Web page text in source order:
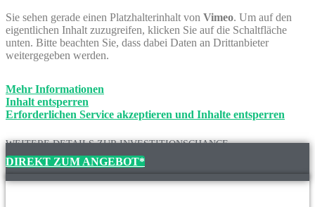
Sie sehen gerade einen Platzhalterinhalt von Vimeo. Um auf den
eigentlichen Inhalt zuzugreifen, klicken Sie auf die Schaltfläche
unten. Bitte beachten Sie, dass dabei Daten an Drittanbieter
weitergegeben werden.
Mehr Informationen
Inhalt entsperren
Erforderlichen Service akzeptieren und Inhalte entsperren
WEITERE DETAILS ZUR INVESTITIONSCHANCE
DIREKT ZUM ANGEBOT*